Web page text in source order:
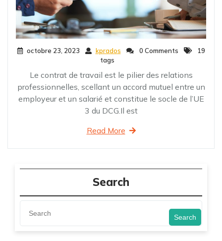
octobre 23, 2023 kprados 0 Comments
19
tags
Le contrat de travail est le pilier des relations
professionnelles, scellant un accord mutuel entre un
employeur et un salarié et constitue le socle de l’UE
3 du DCG.Il est
Read More
Search
Search